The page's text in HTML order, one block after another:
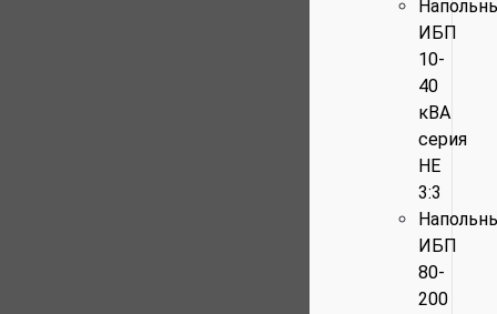
ИБП
10-
40
кВА
серия
HE
3:3
ИБП
80-
200